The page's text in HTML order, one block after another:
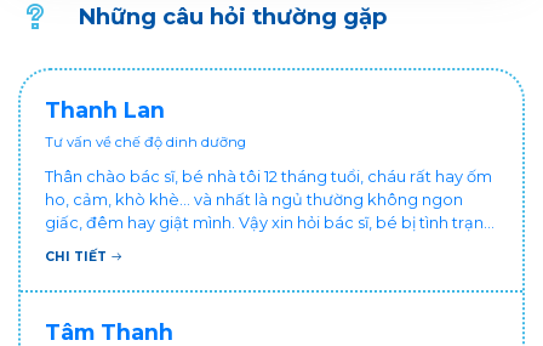
Những câu hỏi thường gặp
Thanh Lan
Tư vấn về chế độ dinh dưỡng
Thân chào bác sĩ, bé nhà tôi 12 tháng tuổi, cháu rất hay ốm
ho, cảm, khò khè... và nhất là ngủ thường không ngon
giấc, đêm hay giật mình. Vậy xin hỏi bác sĩ, bé bị tình trạng
vậy nên làm sao để con khỏe mạnh và ngủ ngon giấc hơn
chăm cháu hay ốm ạ?. Cảm ơn bác sĩ.
CHI TIẾT
Tâm Thanh